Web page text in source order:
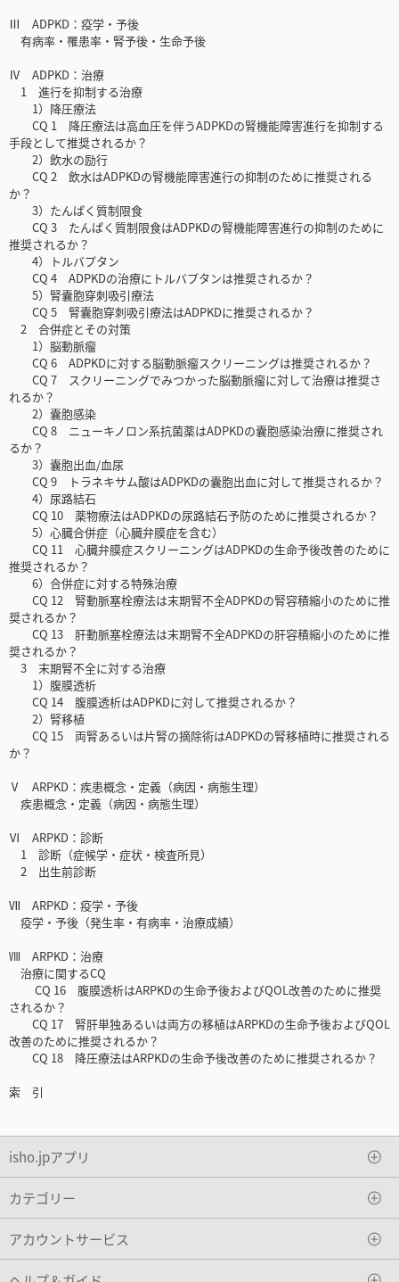
Ⅲ ADPKD：疫学・予後
有病率・罹患率・腎予後・生命予後
Ⅳ ADPKD：治療
1 進行を抑制する治療
1）降圧療法
CQ 1 降圧療法は高血圧を伴うADPKDの腎機能障害進行を抑制する
手段として推奨されるか？
2）飲水の励行
CQ 2 飲水はADPKDの腎機能障害進行の抑制のために推奨される
か？
3）たんぱく質制限食
CQ 3 たんぱく質制限食はADPKDの腎機能障害進行の抑制のために
推奨されるか？
4）トルバプタン
CQ 4 ADPKDの治療にトルバプタンは推奨されるか？
5）腎囊胞穿刺吸引療法
CQ 5 腎囊胞穿刺吸引療法はADPKDに推奨されるか？
2 合併症とその対策
1）脳動脈瘤
CQ 6 ADPKDに対する脳動脈瘤スクリーニングは推奨されるか？
CQ 7 スクリーニングでみつかった脳動脈瘤に対して治療は推奨さ
れるか？
2）囊胞感染
CQ 8 ニューキノロン系抗菌薬はADPKDの囊胞感染治療に推奨され
るか？
3）囊胞出血/血尿
CQ 9 トラネキサム酸はADPKDの囊胞出血に対して推奨されるか？
4）尿路結石
CQ 10 薬物療法はADPKDの尿路結石予防のために推奨されるか？
5）心臓合併症（心臓弁膜症を含む）
CQ 11 心臓弁膜症スクリーニングはADPKDの生命予後改善のために
推奨されるか？
6）合併症に対する特殊治療
CQ 12 腎動脈塞栓療法は末期腎不全ADPKDの腎容積縮小のために推
奨されるか？
CQ 13 肝動脈塞栓療法は末期腎不全ADPKDの肝容積縮小のために推
奨されるか？
3 末期腎不全に対する治療
1）腹膜透析
CQ 14 腹膜透析はADPKDに対して推奨されるか？
2）腎移植
CQ 15 両腎あるいは片腎の摘除術はADPKDの腎移植時に推奨される
か？
Ⅴ ARPKD：疾患概念・定義（病因・病態生理）
疾患概念・定義（病因・病態生理）
Ⅵ ARPKD：診断
1 診断（症候学・症状・検査所見）
2 出生前診断
Ⅶ ARPKD：疫学・予後
疫学・予後（発生率・有病率・治療成績）
Ⅷ ARPKD：治療
治療に関するCQ
CQ 16 腹膜透析はARPKDの生命予後およびQOL改善のために推奨
されるか？
CQ 17 腎肝単独あるいは両方の移植はARPKDの生命予後およびQOL
改善のために推奨されるか？
CQ 18 降圧療法はARPKDの生命予後改善のために推奨されるか？
索 引
isho.jpアプリ
カテゴリー
アカウントサービス